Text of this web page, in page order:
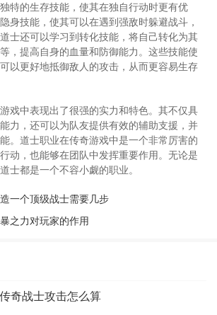
特的生存技能，使其在独自行动时更有优
身技能，使其可以在遇到强敌时躲避战斗，
士还可以学习到转化技能，将自己转化为其
，提高自身的血量和防御能力。这些技能使
以更好地抵御敌人的攻击，从而更容易生存
戏中表现出了很强的实力和特色。其不仅具
力，还可以为队友提供有效的辅助支援，并
。道士职业在传奇游戏中是一个非常厉害的
动，也能够在团队中发挥重要作用。无论是
士都是一个不容小觑的职业。
一个顶级战士需要几步
之力对玩家的作用
传奇战士攻击怎么算